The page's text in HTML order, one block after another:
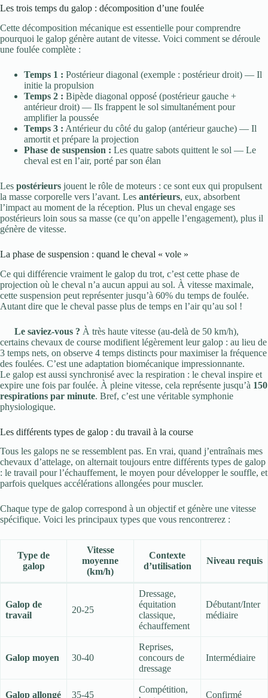
Les trois temps du galop : décomposition d’une foulée
Cette décomposition mécanique est essentielle pour comprendre
pourquoi le galop génère autant de vitesse. Voici comment se déroule
une foulée complète :
Temps 1 : Postérieur diagonal (exemple : postérieur droit) — Il
initie la propulsion
Temps 2 : Bipède diagonal opposé (postérieur gauche +
antérieur droit) — Ils frappent le sol simultanément pour
amplifier la poussée
Temps 3 : Antérieur du côté du galop (antérieur gauche) — Il
amortit et prépare la projection
Phase de suspension : Les quatre sabots quittent le sol — Le
cheval est en l’air, porté par son élan
Les postérieurs jouent le rôle de moteurs : ce sont eux qui propulsent
la masse corporelle vers l’avant. Les antérieurs, eux, absorbent
l’impact au moment de la réception. Plus un cheval engage ses
postérieurs loin sous sa masse (ce qu’on appelle l’engagement), plus il
génère de vitesse.
La phase de suspension : quand le cheval « vole »
Ce qui différencie vraiment le galop du trot, c’est cette phase de
projection où le cheval n’a aucun appui au sol. À vitesse maximale,
cette suspension peut représenter jusqu’à 60% du temps de foulée.
Autant dire que le cheval passe plus de temps en l’air qu’au sol !
Le saviez-vous ? À très haute vitesse (au-delà de 50 km/h),
certains chevaux de course modifient légèrement leur galop : au lieu de
3 temps nets, on observe 4 temps distincts pour maximiser la fréquence
des foulées. C’est une adaptation biomécanique impressionnante.
Le galop est aussi synchronisé avec la respiration : le cheval inspire et
expire une fois par foulée. À pleine vitesse, cela représente jusqu’à 150
respirations par minute. Bref, c’est une véritable symphonie
physiologique.
Les différents types de galop : du travail à la course
Tous les galops ne se ressemblent pas. En vrai, quand j’entraînais mes
chevaux d’attelage, on alternait toujours entre différents types de galop
: le travail pour l’échauffement, le moyen pour développer le souffle, et
parfois quelques accélérations allongées pour muscler.
Chaque type de galop correspond à un objectif et génère une vitesse
spécifique. Voici les principaux types que vous rencontrerez :
Type de
galop
Vitesse
moyenne
(km/h)
Contexte
d’utilisation
Niveau requis
Galop de
travail
20-25
Dressage,
équitation
classique,
échauffement
Débutant/Inter
médiaire
Galop moyen 30-40
Reprises,
concours de
dressage
Intermédiaire
Galop allongé 35-45
Compétition,
Confirmé